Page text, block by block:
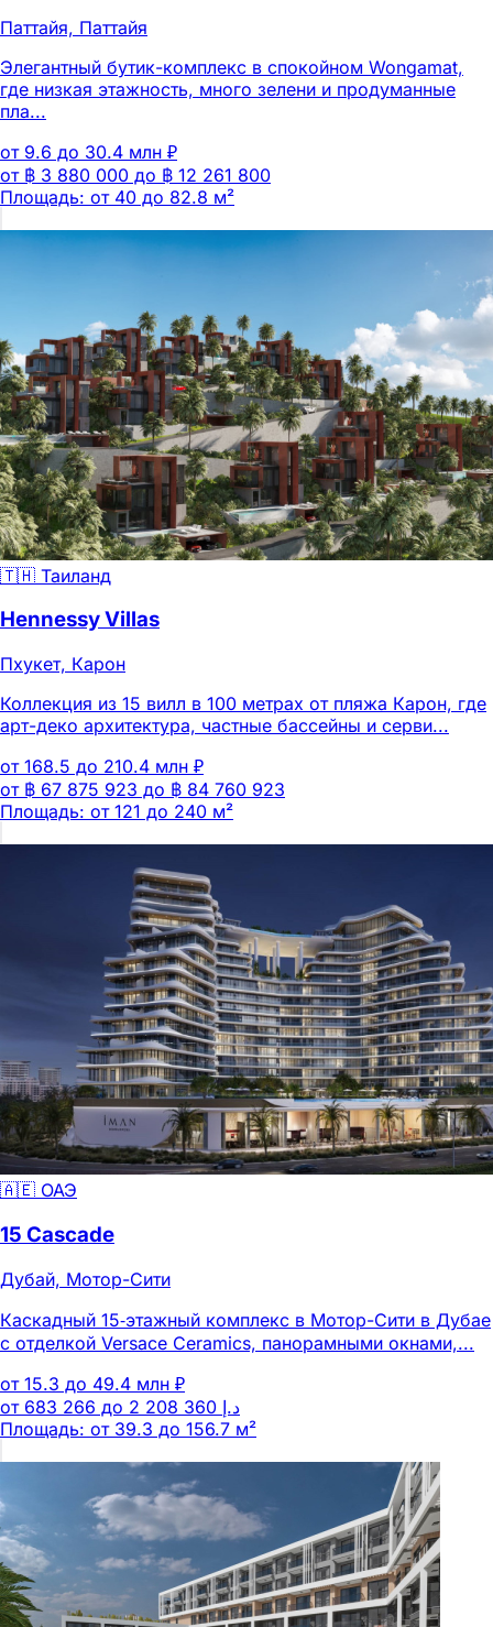
Паттайя, Паттайя
Элегантный бутик-комплекс в спокойном Wongamat,
где низкая этажность, много зелени и продуманные
пла...
от 9.6 до 30.4 млн ₽
от ฿ 3 880 000 до ฿ 12 261 800
Площадь: от 40 до 82.8 м²
🇹🇭 Таиланд
Hennessy Villas
Пхукет, Карон
Коллекция из 15 вилл в 100 метрах от пляжа Карон, где
арт-деко архитектура, частные бассейны и серви...
от 168.5 до 210.4 млн ₽
от ฿ 67 875 923 до ฿ 84 760 923
Площадь: от 121 до 240 м²
🇦🇪 ОАЭ
15 Cascade
Дубай, Мотор-Сити
Каскадный 15‑этажный комплекс в Мотор-Сити в Дубае
с отделкой Versace Ceramics, панорамными окнами,...
от 15.3 до 49.4 млн ₽
Площадь: от 39.3 до 156.7 м²